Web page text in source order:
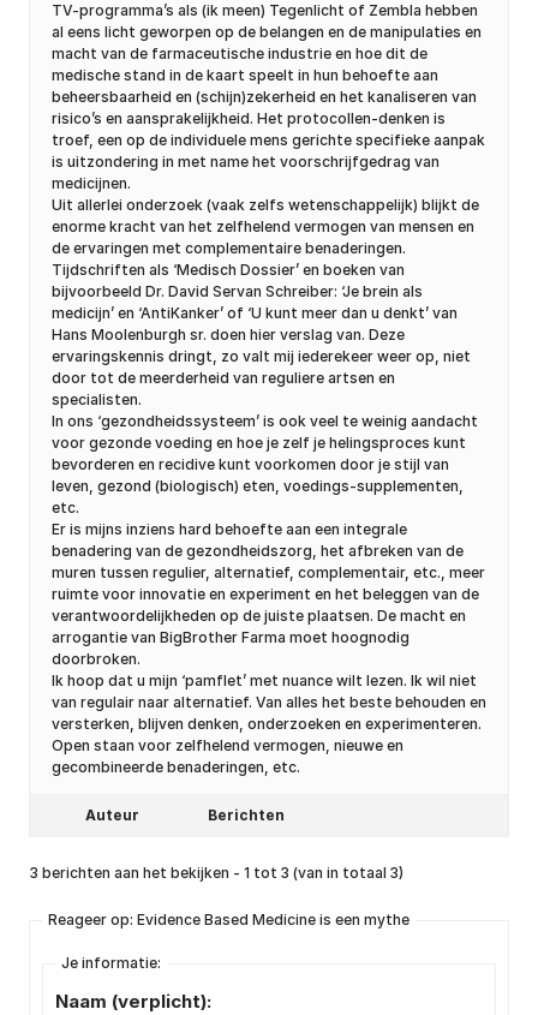
TV-programma’s als (ik meen) Tegenlicht of Zembla hebben
al eens licht geworpen op de belangen en de manipulaties en
macht van de farmaceutische industrie en hoe dit de
medische stand in de kaart speelt in hun behoefte aan
beheersbaarheid en (schijn)zekerheid en het kanaliseren van
risico’s en aansprakelijkheid. Het protocollen-denken is
troef, een op de individuele mens gerichte specifieke aanpak
is uitzondering in met name het voorschrijfgedrag van
medicijnen.
Uit allerlei onderzoek (vaak zelfs wetenschappelijk) blijkt de
enorme kracht van het zelfhelend vermogen van mensen en
de ervaringen met complementaire benaderingen.
Tijdschriften als ‘Medisch Dossier’ en boeken van
bijvoorbeeld Dr. David Servan Schreiber: ‘Je brein als
medicijn’ en ‘AntiKanker’ of ‘U kunt meer dan u denkt’ van
Hans Moolenburgh sr. doen hier verslag van. Deze
ervaringskennis dringt, zo valt mij iederekeer weer op, niet
door tot de meerderheid van reguliere artsen en
specialisten.
In ons ‘gezondheidssysteem’ is ook veel te weinig aandacht
voor gezonde voeding en hoe je zelf je helingsproces kunt
bevorderen en recidive kunt voorkomen door je stijl van
leven, gezond (biologisch) eten, voedings-supplementen,
etc.
Er is mijns inziens hard behoefte aan een integrale
benadering van de gezondheidszorg, het afbreken van de
muren tussen regulier, alternatief, complementair, etc., meer
ruimte voor innovatie en experiment en het beleggen van de
verantwoordelijkheden op de juiste plaatsen. De macht en
arrogantie van BigBrother Farma moet hoognodig
doorbroken.
Ik hoop dat u mijn ‘pamflet’ met nuance wilt lezen. Ik wil niet
van regulair naar alternatief. Van alles het beste behouden en
versterken, blijven denken, onderzoeken en experimenteren.
Open staan voor zelfhelend vermogen, nieuwe en
gecombineerde benaderingen, etc.
Auteur Berichten
3 berichten aan het bekijken - 1 tot 3 (van in totaal 3)
Reageer op: Evidence Based Medicine is een mythe
Je informatie:
Naam (verplicht):